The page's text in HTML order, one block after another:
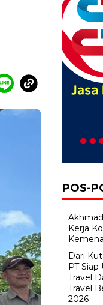
POS-
Kerja
Dari
PT
Travel
Travel
2026